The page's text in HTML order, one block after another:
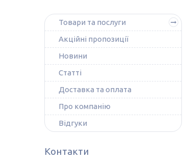
Товари та послуги
Акційні пропозиції
Новини
Статті
Доставка та оплата
Про компанію
Відгуки
Контакти